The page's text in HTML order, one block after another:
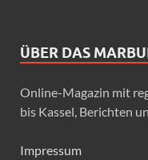
ÜBER DAS
Online-Magazin mit
bis Kassel, Berichten
Impressum